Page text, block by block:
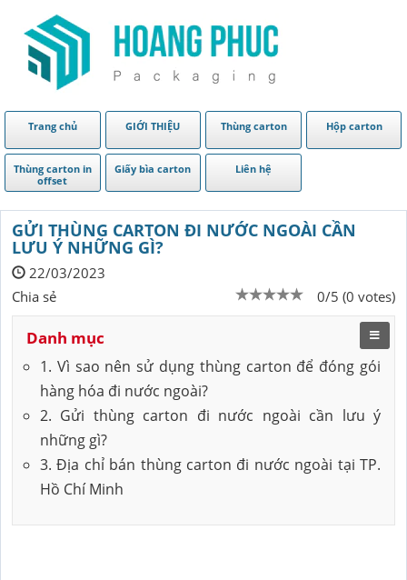
Trang chủ GIỚI THIỆU Thùng carton Hộp carton
Thùng carton in
offset
Giấy bìa carton Liên hệ
GỬI THÙNG CARTON ĐI NƯỚC NGOÀI CẦN
LƯU Ý NHỮNG GÌ?
22/03/2023
0/5 (0 votes)
Chia sẻ
Danh mục
1. Vì sao nên sử dụng thùng carton để đóng gói
hàng hóa đi nước ngoài?
2. Gửi thùng carton đi nước ngoài cần lưu ý
những gì?
3. Địa chỉ bán thùng carton đi nước ngoài tại TP.
Hồ Chí Minh